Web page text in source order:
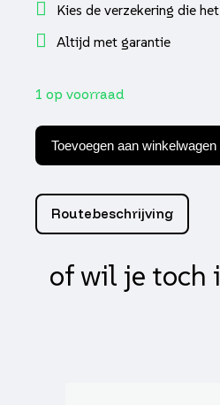
Kies de verzekering die
Altijd met garantie
1 op voorraad
Power1
euro-
4/5
smoke
primavera,
sprint
Toevoegen aan winkelwagen
Routebeschrijving
of wil je toch